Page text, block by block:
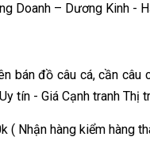
Doanh – Dương Kinh -
bán đồ câu cá, cần
tín - Giá Cạnh tranh Thị
( Nhận hàng kiểm hàng